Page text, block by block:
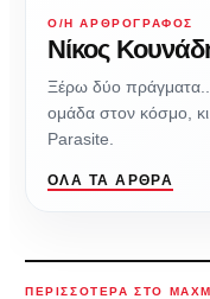
Ο/Η ΑΡΘΡΟΓΡΆΦΟΣ
Νίκος
Ξέρω δύο πράγματα...
ομάδα στον κόσμο, κι
Parasite.
ΌΛΑ ΤΑ ΆΡΘΡΑ
ΠΕΡΙΣΣΌΤΕΡΑ ΣΤΟ